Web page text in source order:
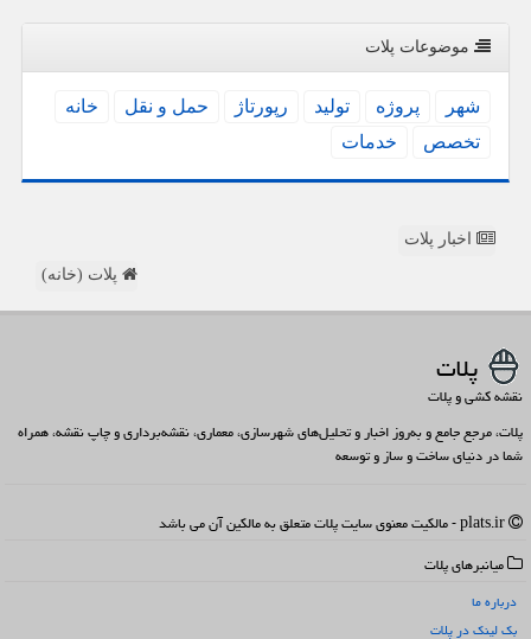
موضوعات پلات
شهر پروژه تولید رپورتاژ حمل و نقل
خانه
تخصص
خدمات
اخبار پلات
پلات (خانه)
پلات
نقشه کشی و پلات
پلات، مرجع جامع و به‌روز اخبار و تحلیل‌های شهرسازی، معماری، نقشه‌برداری و چاپ نقشه، همراه
شما در دنیای ساخت و ساز و توسعه
میانبرهای پلات
درباره ما
بک لینک در پلات